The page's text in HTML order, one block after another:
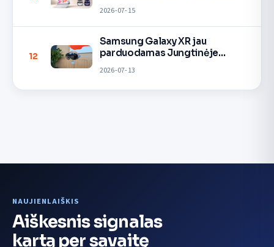
2026-07-15
12
Samsung Galaxy XR jau
parduodamas Jungtinėje
2026-07-13
NAUJIENLAIŠKIS
Aiškesnis signalas
kartą per savaitę